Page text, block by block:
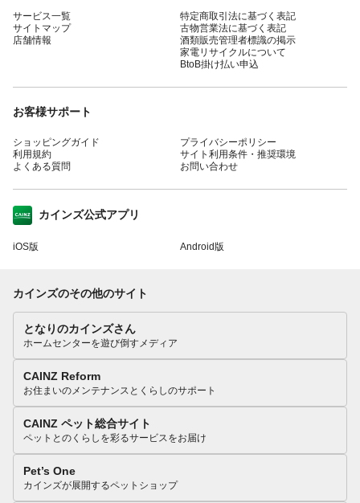
サービス一覧
サイトマップ
店舗情報
特定商取引法に基づく表記
古物営業法に基づく表記
酒類販売管理者標識の掲示
家電リサイクルについて
BtoB掛け払い申込
お客様サポート
ショッピングガイド
利用規約
よくある質問
プライバシーポリシー
サイト利用条件・推奨環境
お問い合わせ
カインズ公式アプリ
iOS版 Android版
カインズのその他のサイト
となりのカインズさん
ホームセンターを遊び倒すメディア
CAINZ Reform
お住まいのメンテナンスとくらしのサポート
CAINZ ペット総合サイト
ペットとのくらしを彩るサービスをお届け
Pet’s One
カインズが展開するペットショップ